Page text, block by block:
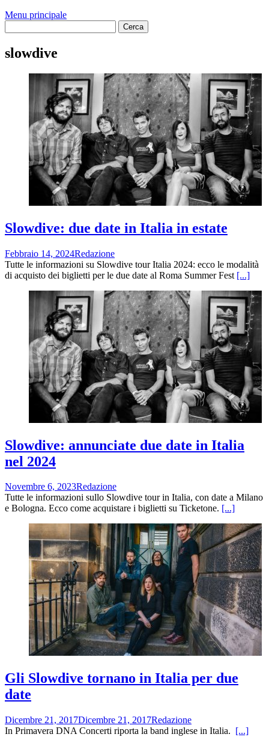
Menu principale
slowdive
Slowdive: due date in Italia in estate
Febbraio 14, 2024Redazione
Tutte le informazioni su Slowdive tour Italia 2024: ecco le modalità
di acquisto dei biglietti per le due date al Roma Summer Fest [...]
Slowdive: annunciate due date in Italia
nel 2024
Novembre 6, 2023Redazione
Tutte le informazioni sullo Slowdive tour in Italia, con date a Milano
e Bologna. Ecco come acquistare i biglietti su Ticketone. [...]
Gli Slowdive tornano in Italia per due
date
Dicembre 21, 2017Dicembre 21, 2017Redazione
In Primavera DNA Concerti riporta la band inglese in Italia. [...]